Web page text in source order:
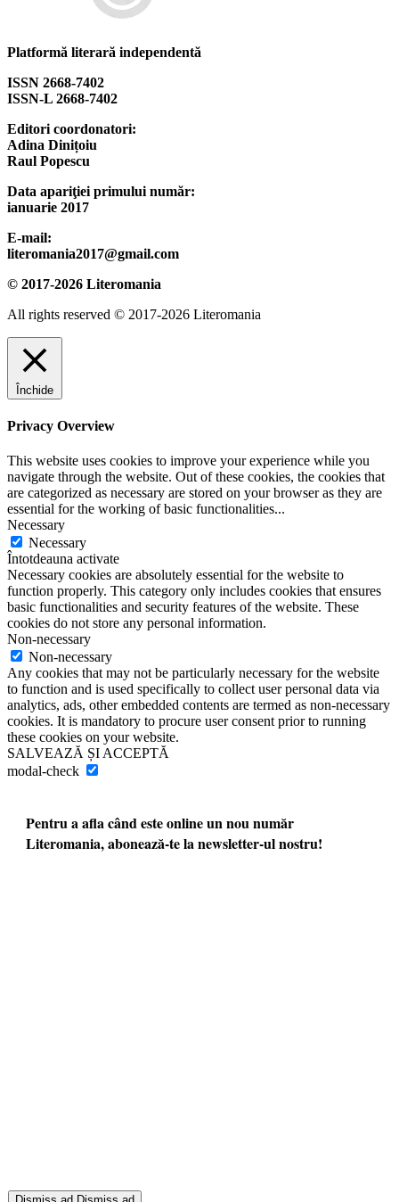
Platformă literară independentă
ISSN 2668-7402
ISSN-L 2668-7402
Editori coordonatori:
Adina Dinițoiu
Raul Popescu
Data apariţiei primului număr:
ianuarie 2017
E-mail:
literomania2017@gmail.com
© 2017-2026 Literomania
All rights reserved © 2017-2026 Literomania
Închide
Privacy Overview
This website uses cookies to improve your experience while you
navigate through the website. Out of these cookies, the cookies that
are categorized as necessary are stored on your browser as they are
essential for the working of basic functionalities...
Necessary
Necessary
Întotdeauna activate
Necessary cookies are absolutely essential for the website to
function properly. This category only includes cookies that ensures
basic functionalities and security features of the website. These
cookies do not store any personal information.
Non-necessary
Non-necessary
Any cookies that may not be particularly necessary for the website
to function and is used specifically to collect user personal data via
analytics, ads, other embedded contents are termed as non-necessary
cookies. It is mandatory to procure user consent prior to running
these cookies on your website.
SALVEAZĂ ȘI ACCEPTĂ
modal-check
Pentru a afla când este online un nou număr
Literomania, abonează-te la newsletter-ul nostru!